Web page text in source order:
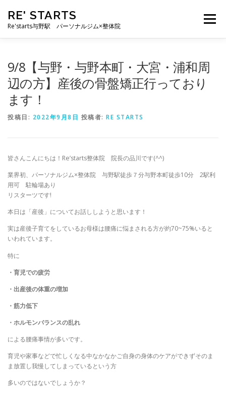
RE' STARTS
Re'starts与野駅 パーソナルジム×整体院
メニュー
ブログ
9/8【与野・与野本町・大宮・浦和周
辺の方】産後の骨盤矯正行っており
ます！
投稿日: 2022年9月8日 投稿者: RE STARTS
皆さんこんにちは！Re’starts整体院 院長の品川です(^^)
業界初、パーソナルジム×整体院 与野駅徒歩７分与野本町徒歩10分 2駅利
用可 駐輪場あり
リスターツです!
本日は「産後」についてお話ししようと思います！
実は産後子育てをしているお母様は腰痛に悩まされる方が約70~75%いると
いわれています。
特に
・育児での疲労
・出産後の体重の増加
・筋力低下
・ホルモンバランスの乱れ
による腰痛事情が多いです。
育児や家事などで忙しくなる中なかなかご自身の身体のケアができずそのま
ま放置し我慢してしまっているという方
多いのではないでしょうか？